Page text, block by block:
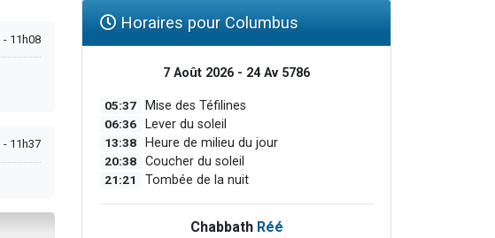
11h08
11h37
Horaires pour Columbus
7 Août 2026 - 24 Av 5786
05:37 Mise des Téfilines
06:36 Lever du soleil
13:38 Heure de milieu du jour
20:38 Coucher du soleil
21:21 Tombée de la nuit
Chabbath Réé